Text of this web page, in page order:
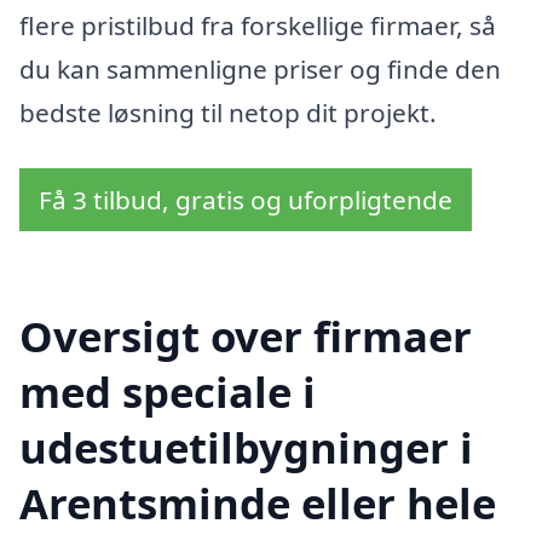
flere pristilbud fra forskellige firmaer, så
du kan sammenligne priser og finde den
bedste løsning til netop dit projekt.
Få 3 tilbud, gratis og uforpligtende
Oversigt over firmaer
med speciale i
udestuetilbygninger i
Arentsminde eller hele